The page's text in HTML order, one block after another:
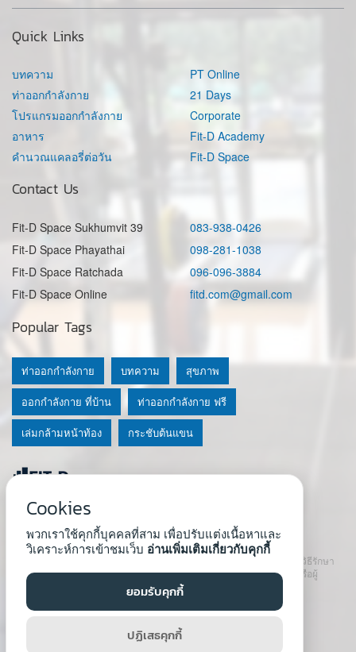
Quick Links
บทความ
ท่าออกกำลังกาย
โปรแกรมออกกำลังกาย
อาหาร
คำนวณแคลอรี่ต่อวัน
PT Online
21 Days
Corporate
Fit-D Academy
Fit-D Space
Contact Us
Fit-D Space Sukhumvit 39
083-938-0426
Fit-D Space Phayathai
098-281-1038
Fit-D Space Ratchada
096-096-3884
Fit-D Space Online
fitd.com@gmail.com
© 2020 Fit-D.com & Fit-D Finess
About Us | นโยบายความเป็นส่วนตัว|เงื่อนไขการใช้เว็บ
เนื้อหาที่ใช้ในเว็บนี้ ไม่สามารถใช้แทนคำปรึกษา คำแนะนำ วินิจฉัย หรือวิธีรักษา
โรคที่แนะนำจากผู้เชี่ยวชาญหรือแพทย์ได้ เราสนับสนุนให้ปรึกษาแพทย์หรือผู้
เชี่ยวชาญก่อนเริ่มโปรแกรมใหม่ทุกครั้ง
Developed by :
Popular Tags
ท่าออกกำลังกาย บทความ สุขภาพ
ออกกำลังกาย ที่บ้าน ท่าออกกำลังกาย ฟรี
เล่มกล้ามหน้าท้อง กระชับต้นแขน
Cookies
พวกเราใช้คุกกี้บุคคลที่สาม เพื่อปรับแต่งเนื้อหาและ
วิเคราะห์การเข้าชมเว็บ อ่านเพิ่มเติมเกี่ยวกับคุกกี้
ยอมรับคุกกี้
ปฏิเสธคุกกี้